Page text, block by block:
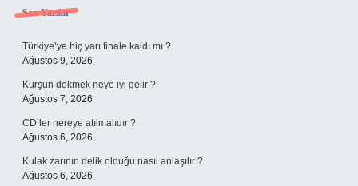
Sidebar
Son Yazılar
Türkiye’ye hiç yarı finale kaldı mı ?
Ağustos 9, 2026
Kurşun dökmek neye iyi gelir ?
Ağustos 7, 2026
CD’ler nereye atılmalıdır ?
Ağustos 6, 2026
Kulak zarının delik olduğu nasıl anlaşılır ?
Ağustos 6, 2026